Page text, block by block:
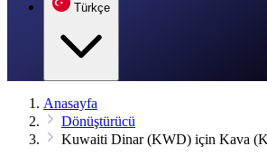
Türkçe
Anasayfa
Dönüştürücü
Kuwaiti Dinar (KWD) için Kava